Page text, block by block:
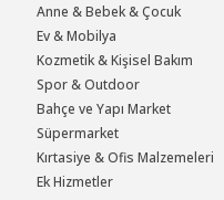
Anne & Bebek & Çocuk
Ev & Mobilya
Kozmetik & Kişisel Bakım
Spor & Outdoor
Bahçe ve Yapı Market
Süpermarket
Kırtasiye & Ofis Malzemeleri
Ek Hizmetler